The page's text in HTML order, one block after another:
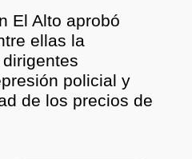
El Alto aprobó
ellas la
policial y
de los precios de